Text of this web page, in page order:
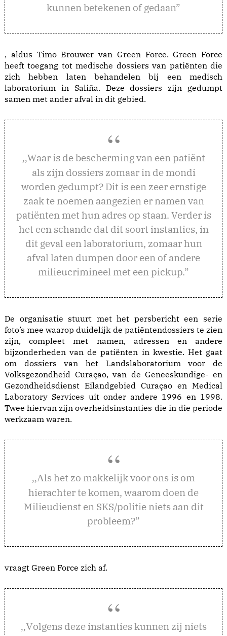
kunnen betekenen of gedaan”
, aldus Timo Brouwer van Green Force. Green Force
heeft toegang tot medische dossiers van patiënten die
zich hebben laten behandelen bij een medisch
laboratorium in Saliña. Deze dossiers zijn gedumpt
samen met ander afval in dit gebied.
,,Waar is de bescherming van een patiënt
als zijn dossiers zomaar in de mondi
worden gedumpt? Dit is een zeer ernstige
zaak te noemen aangezien er namen van
patiënten met hun adres op staan. Verder is
het een schande dat dit soort instanties, in
dit geval een laboratorium, zomaar hun
afval laten dumpen door een of andere
milieucrimineel met een pickup.”
De organisatie stuurt met het persbericht een serie
foto’s mee waarop duidelijk de patiëntendossiers te zien
zijn, compleet met namen, adressen en andere
bijzonderheden van de patiënten in kwestie. Het gaat
om dossiers van het Landslaboratorium voor de
Volksgezondheid Curaçao, van de Geneeskundige- en
Gezondheidsdienst Eilandgebied Curaçao en Medical
Laboratory Services uit onder andere 1996 en 1998.
Twee hiervan zijn overheidsinstanties die in die periode
werkzaam waren.
,,Als het zo makkelijk voor ons is om
hierachter te komen, waarom doen de
Milieudienst en SKS/politie niets aan dit
probleem?”
vraagt Green Force zich af.
,,Volgens deze instanties kunnen zij niets